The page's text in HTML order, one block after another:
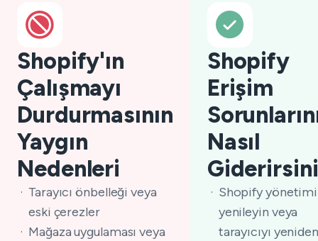
Shopify'ın
Çalışmayı
Durdurmasının
Yaygın
Nedenleri
Tarayıcı önbelleği veya
eski çerezler
Mağaza uygulaması veya
Shopify
Erişim
Nasıl
Shopify
yenileyin veya
tarayıcıyı yeniden